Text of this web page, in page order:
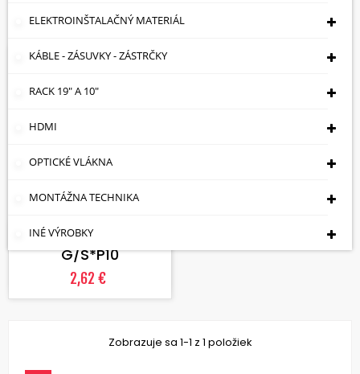
ELEKTROINŠTALAČNÝ MATERIÁL
KÁBLE - ZÁSUVKY - ZÁSTRČKY
RACK 19" A 10"
HDMI
OPTICKÉ VLÁKNA
MONTÁŽNA TECHNIKA
INÉ VÝROBKY
Zobrazuje sa 1-1 z 1 položiek
VLOŽIŤ DO KOŠÍKA
SPOJKA CINCH-
G/S*P10
2,62 €
Zobrazuje sa 1-1 z 1 položiek